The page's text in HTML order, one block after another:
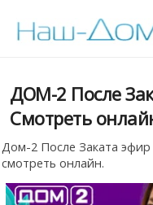
ДОМ-2 После
Смотреть
Дом-2 После Заката
смотреть онлайн.